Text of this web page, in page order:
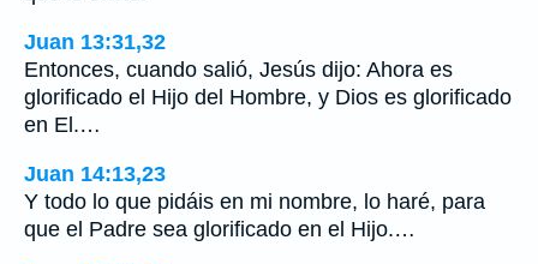
Juan 13:31,32
Entonces, cuando salió, Jesús dijo: Ahora es
glorificado el Hijo del Hombre, y Dios es glorificado
en El.…
Juan 14:13,23
Y todo lo que pidáis en mi nombre, lo haré, para
que el Padre sea glorificado en el Hijo.…